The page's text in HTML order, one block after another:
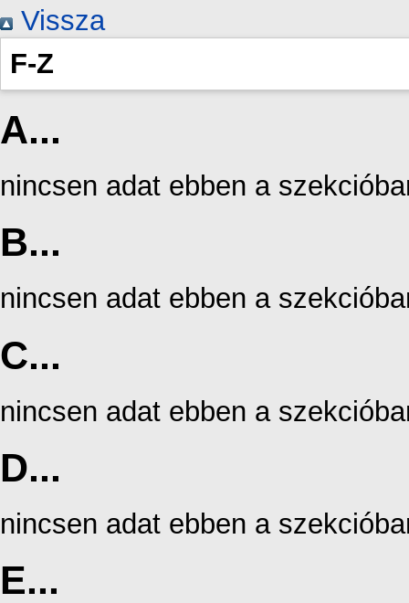
Vissza
F-Z
A...
nincsen adat ebben a
B...
nincsen adat ebben a
C...
nincsen adat ebben a
D...
nincsen adat ebben a
E...